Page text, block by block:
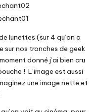
lunettes (sur 4 qu’on a
sur nos tronches de geek
donné j’ai bien cru
! L’image est aussi
une image nette et